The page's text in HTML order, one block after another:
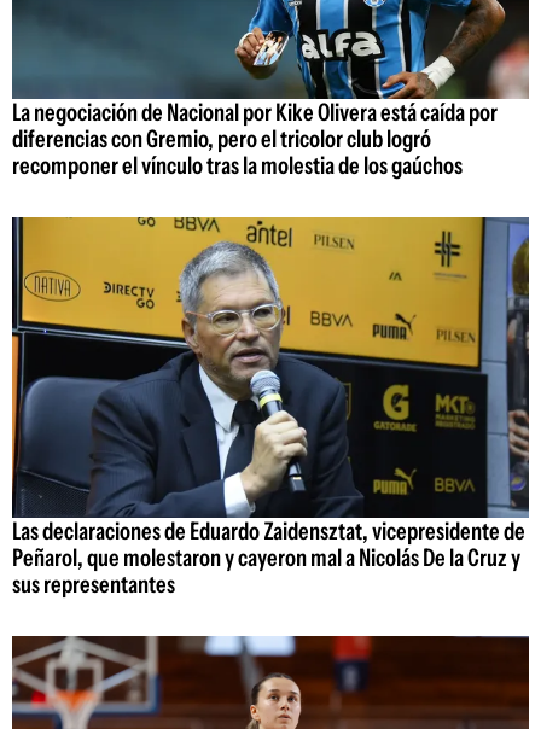
La negociación de Nacional por Kike Olivera está caída por
diferencias con Gremio, pero el tricolor club logró
recomponer el vínculo tras la molestia de los gaúchos
Las declaraciones de Eduardo Zaidensztat, vicepresidente de
Peñarol, que molestaron y cayeron mal a Nicolás De la Cruz y
sus representantes